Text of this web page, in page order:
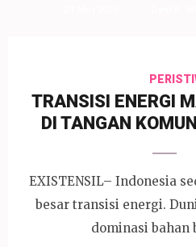
TRANSISI ENERGI
DI TANGAN
EXISTENSIL– Indonesia
besar transisi energi.
dominasi bahan